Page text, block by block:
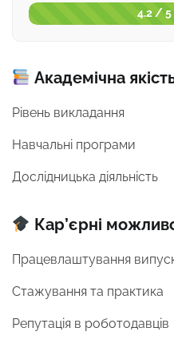
4.2 / 5
Академічна
Рівень викладання
Навчальні програми
Дослідницька діяльність
Кар’єрні
Працевлаштування
Стажування та практика
Репутація в роботодавців